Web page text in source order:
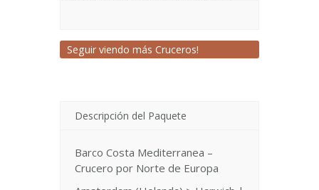
Seguir viendo más Cruceros!
Descripción del Paquete
Barco Costa Mediterranea –
Crucero por Norte de Europa